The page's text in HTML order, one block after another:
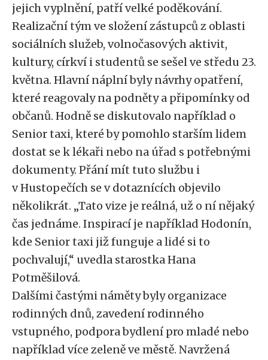
jejich vyplnění, patří velké poděkování.
Realizační tým ve složení zástupců z oblasti
sociálních služeb, volnočasových aktivit,
kultury, církví i studentů se sešel ve středu 23.
května. Hlavní náplní byly návrhy opatření,
které reagovaly na podněty a připomínky od
občanů. Hodně se diskutovalo například o
Senior taxi, které by pomohlo starším lidem
dostat se k lékaři nebo na úřad s potřebnými
dokumenty. Přání mít tuto službu i
v Hustopečích se v dotaznících objevilo
několikrát. „Tato vize je reálná, už o ní nějaký
čas jednáme. Inspirací je například Hodonín,
kde Senior taxi již funguje a lidé si to
pochvalují,“ uvedla starostka Hana
Potměšilová.
Dalšími častými náměty byly organizace
rodinných dnů, zavedení rodinného
vstupného, podpora bydlení pro mladé nebo
například více zeleně ve městě. Navržená